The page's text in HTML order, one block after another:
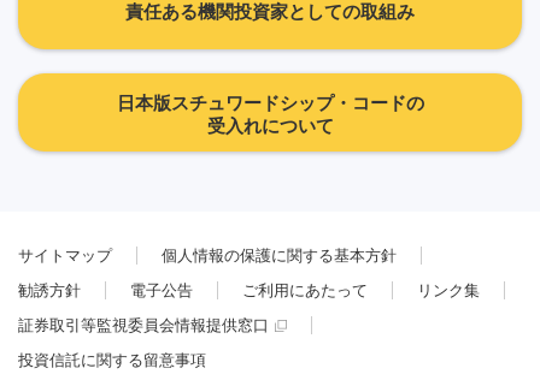
責任ある機関投資家としての取組み
日本版スチュワードシップ・コードの
受入れについて
サイトマップ
個人情報の保護に関する基本方針
勧誘方針
電子公告 ご利用にあたって
リンク集
証券取引等監視委員会情報提供窓口
投資信託に関する留意事項